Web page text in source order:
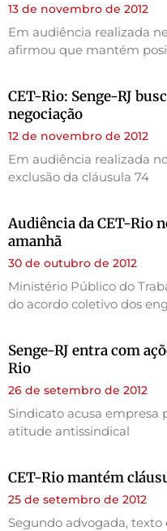
13 de novembro de 2012
Em audiência realizada
afirmou que mantém
CET-Rio: Senge-RJ
negociação
12 de novembro de 2012
Em audiência realizada
exclusão da cláusula 74
Audiência da CET-Rio
amanhã
30 de outubro de 2012
Ministério Público do
do acordo coletivo dos
Senge-RJ entra com
Rio
26 de setembro de 2012
Sindicato acusa empresa
atitude antissindical
CET-Rio mantém
25 de setembro de 2012
Segundo advogada, texto